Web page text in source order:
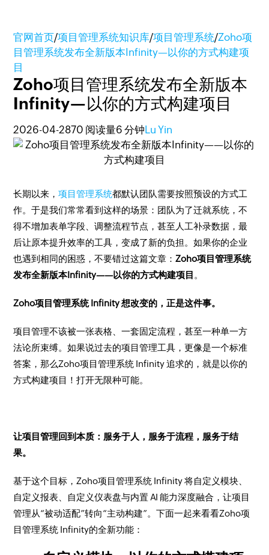
官网首页/项目管理系统知识库/项目管理系统/Zoho项
目管理系统发布全新版本Infinity—以你的方式构建项
目
Zoho项目管理系统发布全新版本
Infinity—以你的方式构建项目
2026-04-2870 阅读量6 分钟 Lu Yin
长期以来，项目管理系统都默认团队需要按照预设的方式工
作。于是我们常常看到这样的场景：团队为了迁就系统，不
得不增加表单字段、调整流程节点，甚至人工补录数据，最
后让原本提升效率的工具，变成了新的负担。如果你的企业
也遇到相同的困惑，不要错过这篇文章：Zoho项目管理系统
发布全新版本Infinity——以你的方式构建项目 。
Zoho项目管理系统 Infinity 想改变的，正是这件事。
项目管理不该被一张表格、一套固定流程，甚至一种单一方
法论所束缚。如果说过去的项目管理工具，更像是一个标准
答案，那么Zoho项目管理系统 Infinity 追求的，就是以你的
方式构建项目！打开无限种可能。
让项目管理回到本质：服务于人，服务于流程，服务于结
果。
基于这个目标，Zoho项目管理系统 Infinity 将自定义模块、
自定义报表、自定义仪表盘与内置 AI 能力深度融合，让项目
管理从“被动适配”转向“主动构建”。下面一起来看看Zoho项
目管理系统 Infinity的全新功能：